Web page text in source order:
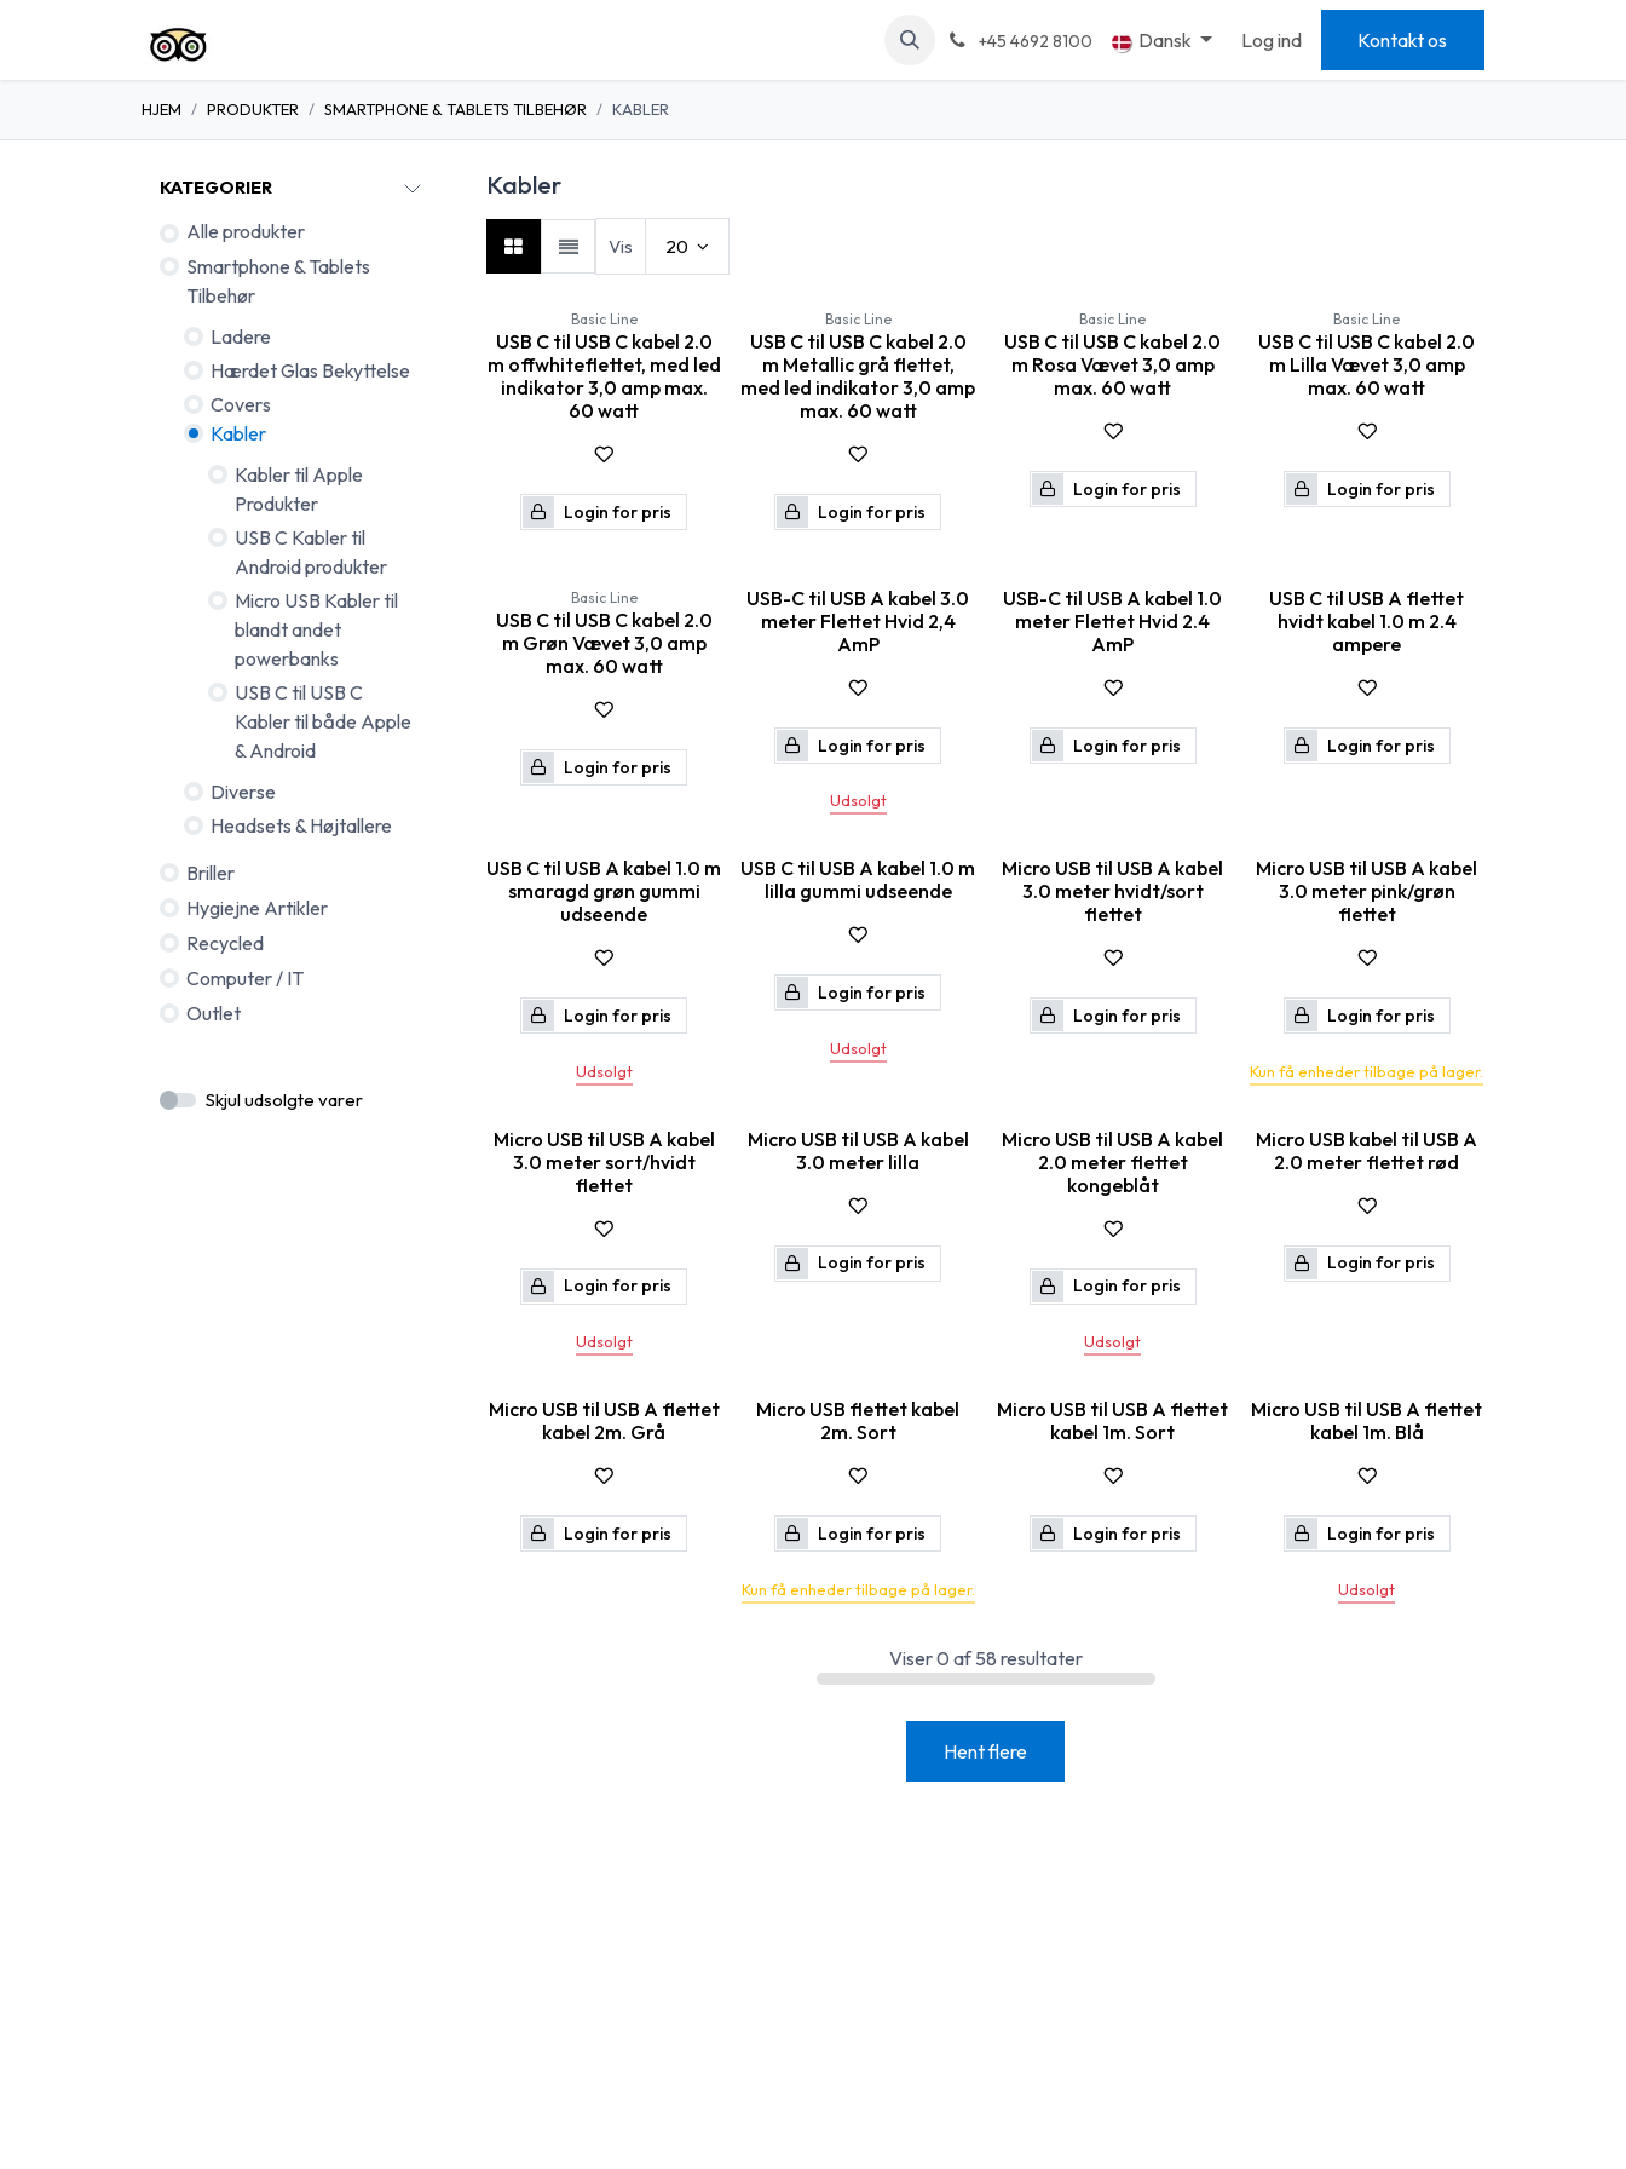
+45 4692 8100 Dansk Log ind Kontakt os
HJEM PRODUKTER SMARTPHONE & TABLETS TILBEHØR KABLER
KATEGORIER
Alle produkter
Smartphone & Tablets
Tilbehør
Ladere
Hærdet Glas Bekyttelse
Covers
Kabler
Kabler til Apple
Produkter
USB C Kabler til
Android produkter
Micro USB Kabler til
blandt andet
powerbanks
USB C til USB C
Kabler til både Apple
& Android
Diverse
Headsets & Højtallere
Briller
Hygiejne Artikler
Recycled
Computer / IT
Outlet
Skjul udsolgte varer
Kabler
Vis 20
Basic Line
USB C til USB C kabel 2.0
m offwhiteflettet, med led
indikator 3,0 amp max.
60 watt
Login for pris
Basic Line
USB C til USB C kabel 2.0
m Metallic grå flettet,
med led indikator 3,0 amp
max. 60 watt
Login for pris
Basic Line
USB C til USB C kabel 2.0
m Rosa Vævet 3,0 amp
max. 60 watt
Login for pris
Basic Line
USB C til USB C kabel 2.0
m Lilla Vævet 3,0 amp
max. 60 watt
Login for pris
Basic Line
USB C til USB C kabel 2.0
m Grøn Vævet 3,0 amp
max. 60 watt
Login for pris
USB-C til USB A kabel 3.0
meter Flettet Hvid 2,4
AmP
Login for pris
Udsolgt
USB-C til USB A kabel 1.0
meter Flettet Hvid 2.4
AmP
Login for pris
USB C til USB A flettet
hvidt kabel 1.0 m 2.4
ampere
Login for pris
USB C til USB A kabel 1.0 m
smaragd grøn gummi
udseende
Login for pris
Udsolgt
USB C til USB A kabel 1.0 m
lilla gummi udseende
Login for pris
Udsolgt
Micro USB til USB A kabel
3.0 meter hvidt/sort
flettet
Login for pris
Micro USB til USB A kabel
3.0 meter pink/grøn
flettet
Login for pris
Kun få enheder tilbage på lager.
Micro USB til USB A kabel
3.0 meter sort/hvidt
flettet
Login for pris
Udsolgt
Micro USB til USB A kabel
3.0 meter lilla
Login for pris
Micro USB til USB A kabel
2.0 meter flettet
kongeblåt
Login for pris
Udsolgt
Micro USB kabel til USB A
2.0 meter flettet rød
Login for pris
Micro USB til USB A flettet
kabel 2m. Grå
Login for pris
Micro USB flettet kabel
2m. Sort
Login for pris
Kun få enheder tilbage på lager.
Micro USB til USB A flettet
kabel 1m. Sort
Login for pris
Micro USB til USB A flettet
kabel 1m. Blå
Login for pris
Udsolgt
Viser0 af58 resultater
Hent flere